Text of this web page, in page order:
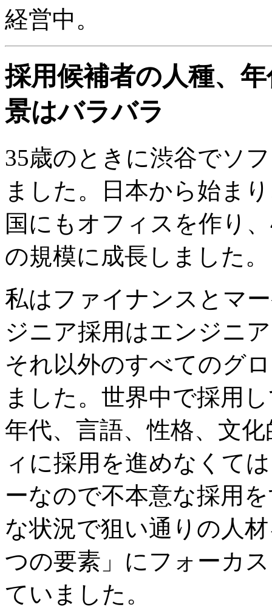
経営中。
採用候補者の人種、
景はバラバラ
35歳のときに渋谷でソ
ました。日本から始ま
国にもオフィスを作り
の規模に成長しました。
私はファイナンスとマ
ジニア採用はエンジニ
それ以外のすべてのグ
ました。世界中で採用
年代、言語、性格、文
ィに採用を進めなくて
ーなので不本意な採用
な状況で狙い通りの人
つの要素」にフォーカ
ていました。